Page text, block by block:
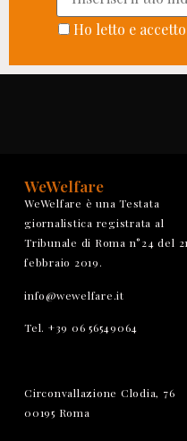
Ho letto e
WeWelfare
WeWelfare è una Testata
giornalistica registrata al
Tribunale di Roma n°24 del 21
febbraio 2019.
info@wewelfare.it
Tel. +39 06 56549064
Circonvallazione Clodia, 76
00195 Roma